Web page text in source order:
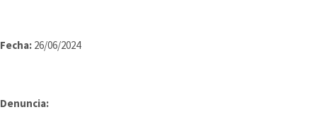
Fecha: 26/06/2024
Denuncia: